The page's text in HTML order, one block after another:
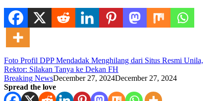
Foto Profil DPP Mendadak Menghilang dari Situs Resmi Unila,
Rektor: Silakan Tanya ke Dekan FH
Breaking NewsDecember 27, 2024December 27, 2024
Spread the love